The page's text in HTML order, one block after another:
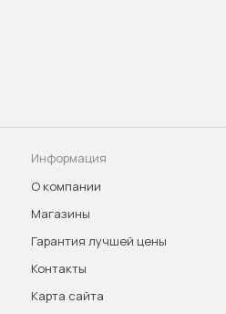
Информация
О компании
Магазины
Гарантия лучшей цены
Контакты
Карта сайта